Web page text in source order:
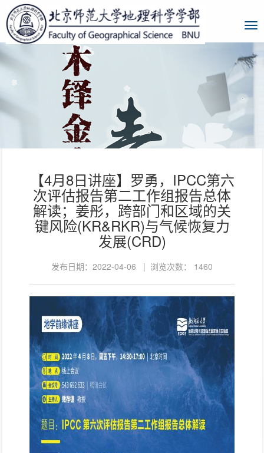
【4月8日讲座】罗勇，IPCC第六
次评估报告第二工作组报告总体
解读；姜彤，跨部门和区域的关
键风险(KR&RKR)与气候恢复力
发展(CRD)
发布日期：2022-04-06 | 浏览次数： 1460